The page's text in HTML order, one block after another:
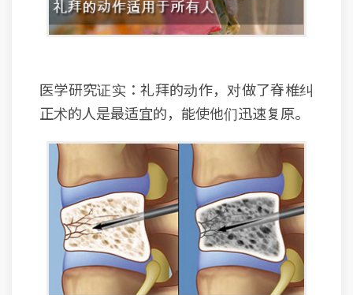
医学研究证实：礼拜的动作，对做了脊椎纠
正术的人是最适宜的，能使他们迅速复原。